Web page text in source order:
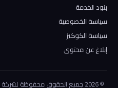
بنود الخدمة
سياسة الخصوصية
سياسة الكوكيز
إبلاغ عن محتوى